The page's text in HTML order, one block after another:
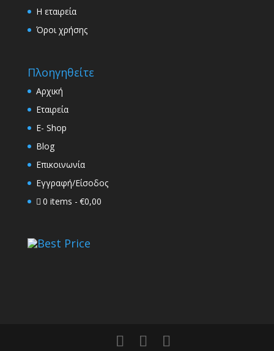
Η εταιρεία
Όροι χρήσης
Πλοηγηθείτε
Αρχική
Εταιρεία
E- Shop
Blog
Επικοινωνία
Εγγραφή/Είσοδος
0 items
€0,00
Best Price